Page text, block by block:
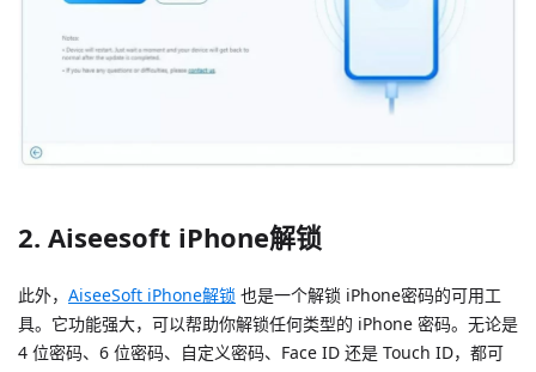
2. Aiseesoft iPhone解锁
此外， AiseeSoft iPhone解锁 也是一个解锁 iPhone密码的可用工
具。它功能强大，可以帮助你解锁任何类型的 iPhone 密码。无论是
4 位密码、6 位密码、自定义密码、Face ID 还是 Touch ID，都可